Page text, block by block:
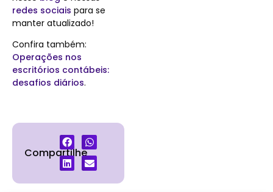
redes sociais para se
manter atualizado!
Confira também:
Operações nos
escritórios contábeis:
desafios diários.
Compartilhe